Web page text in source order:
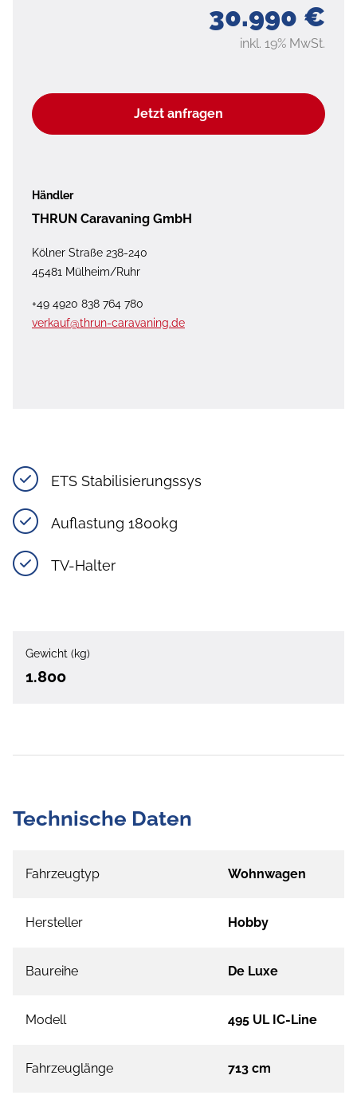
30.990 €
inkl. 19% MwSt.
Jetzt anfragen
Händler
THRUN Caravaning GmbH
Kölner Straße 238-240
45481 Mülheim/Ruhr
+49 4920 838 764 780
verkauf@thrun-caravaning.de
ETS Stabilisierungssys
Auflastung 1800kg
TV-Halter
Gewicht (kg)
1.800
Technische Daten
Fahrzeugtyp Wohnwagen
Hersteller Hobby
Baureihe De Luxe
Modell 495 UL IC-Line
Fahrzeuglänge 713 cm